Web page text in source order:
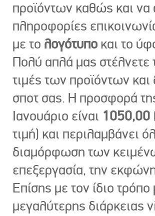
προϊόντων καθώς και
πληροφορίες
με το λογότυπο και το
Πολύ απλά μας στέλνετε
τιμές των προϊόντων
σποτ σας. Η προσφορά
Ιανουάριο είναι 1050,00
τιμή) και περιλαμβάνει
διαμόρφωση των
επεξεργασία, την
Επίσης με τον ίδιο
μεγαλύτερης διάρκειας